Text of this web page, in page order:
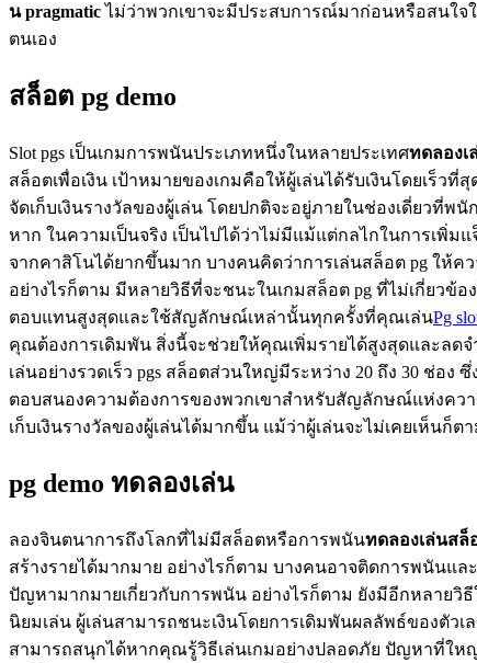
น pragmaticไม่ว่าพวกเขาจะมีประสบการณ์มาก่อนหรือสนใจ
ตนเอง
สล็อต pg demo
Slot pgs เป็นเกมการพนันประเภทหนึ่งในหลายประเทศทดลองเ
สล็อตเพื่อเงิน เป้าหมายของเกมคือให้ผู้เล่นได้รับเงินโดยเร็ว
จัดเก็บเงินรางวัลของผู้เล่น โดยปกติจะอยู่ภายในช่องเดี่ยวที่
หาก ในความเป็นจริง เป็นไปได้ว่าไม่มีแม้แต่กลไกในการเพิ่
จากคาสิโนได้ยากขึ้นมาก บางคนคิดว่าการเล่นสล็อต pg ให้ค
อย่างไรก็ตาม มีหลายวิธีที่จะชนะในเกมสล็อต pg ที่ไม่เกี่ยว
ตอบแทนสูงสุดและใช้สัญลักษณ์เหล่านั้นทุกครั้งที่คุณเล่นPg
คุณต้องการเดิมพัน สิ่งนี้จะช่วยให้คุณเพิ่มรายได้สูงสุดและลด
เล่นอย่างรวดเร็ว pgs สล็อตส่วนใหญ่มีระหว่าง 20 ถึง 30 ช่อ
ตอบสนองความต้องการของพวกเขาสำหรับสัญลักษณ์แห่งคว
เก็บเงินรางวัลของผู้เล่นได้มากขึ้น แม้ว่าผู้เล่นจะไม่เคยเห็นก็
pg demo ทดลองเล่น
ลองจินตนาการถึงโลกที่ไม่มีสล็อตหรือการพนันทดลองเล่นสล็
สร้างรายได้มากมาย อย่างไรก็ตาม บางคนอาจติดการพนันแ
ปัญหามากมายเกี่ยวกับการพนัน อย่างไรก็ตาม ยังมีอีกหลาย
นิยมเล่น ผู้เล่นสามารถชนะเงินโดยการเดิมพันผลลัพธ์ของตั
สามารถสนุกได้หากคุณรู้วิธีเล่นเกมอย่างปลอดภัย ปัญหาที่ให